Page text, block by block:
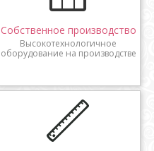
Собственное производство
Высокотехнологичное
оборудование на производстве